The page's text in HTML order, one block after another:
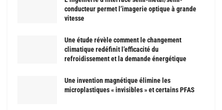
conducteur permet l’imagerie optique à grande
vitesse
Une étude révèle comment le changement
climatique redéfinit l’efficacité du
refroidissement et la demande énergétique
Une invention magnétique élimine les
microplastiques « invisibles » et certains PFAS